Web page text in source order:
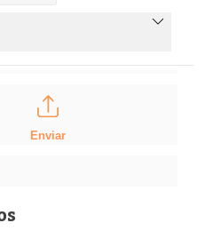
Enviar